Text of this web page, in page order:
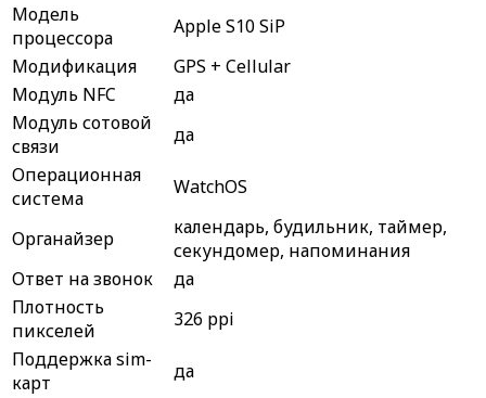
Модель
процессора
Apple S10 SiP
Модификация
GPS + Cellular
Модуль NFC
да
Модуль сотовой
связи
да
Операционная
система
WatchOS
Органайзер
календарь, будильник, таймер,
секундомер, напоминания
Ответ на звонок
да
Плотность
пикселей
326 ppi
Поддержка sim-
карт
да